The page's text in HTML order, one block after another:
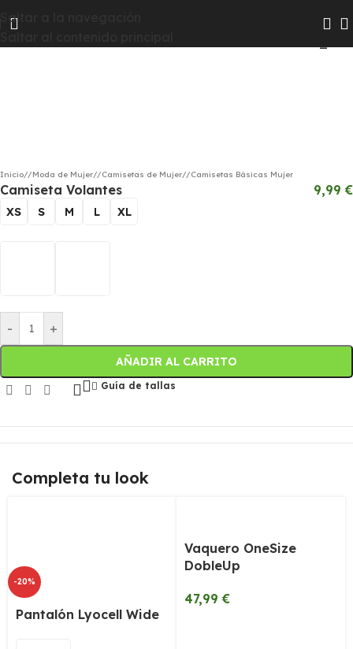
Saltar a la navegación
para que te resulte más fácil encontrar todas las
novedades
Inicio/ Moda de Mujer/ Camisetas de Mujer/ Camisetas Básicas Mujer
Camiseta Volantes 9,99€
XS S M L XL
- +
AÑADIR AL CARRITO
Guía de tallas
Completa tu look
-20%
Pantalón Lyocell Wide
Vaquero OneSize
DobleUp
47,99€